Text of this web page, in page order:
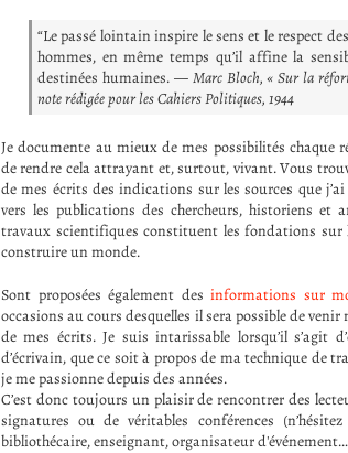
Le passé lointain inspire le sens et le respect
hommes, en même temps qu’il affine la
destinées humaines. — Marc Bloch, « Sur la
note rédigée pour les Cahiers Politiques, 1944
Je documente au mieux de mes possibilités chaque
de rendre cela attrayant et, surtout, vivant. Vous
de mes écrits des indications sur les sources que
vers les publications des chercheurs, historiens et
travaux scientifiques constituent les fondations sur
construire un monde.
Sont proposées également desinformations sur
occasions au cours desquelles il sera possible de
de mes écrits. Je suis intarissable lorsqu’il s’agit
d’écrivain, que ce soit à propos de ma technique de
je me passionne depuis des années.
C’est donc toujours un plaisir de rencontrer des
signatures ou de véritables conférences
bibliothécaire, enseignant, organisateur